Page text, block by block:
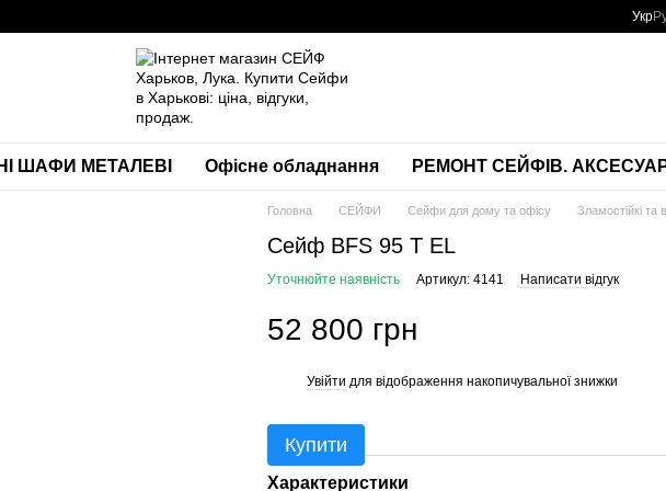
Укр
ШАФИ МЕТАЛЕВІ Офісне обладнання РЕМОНТ СЕЙФІВ.
Головна СЕЙФИ Сейфи для дому та офісу Зламостійкі та
Сейф BFS 95 T EL
Уточнюйте наявність Артикул: 4141 Написати відгук
52 800 грн
Увійти для відображення накопичувальної знижки
Купити
Характеристики